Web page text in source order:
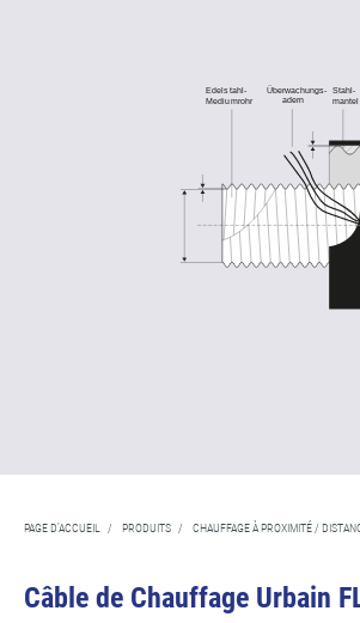
PAGE D'ACCUEIL / PRODUITS / CHAUFFAGE À PROXIMITÉ /
Câble de Chauffage Urbain